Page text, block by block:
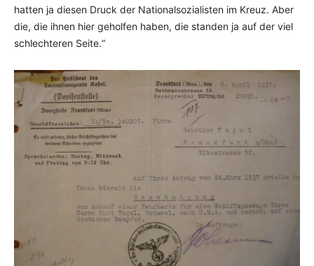
hatten ja diesen Druck der National­sozia­li­sten im Kreuz. Aber
die, die ihnen hier gehol­fen haben, die standen ja auf der viel
schlech­teren Seite.“